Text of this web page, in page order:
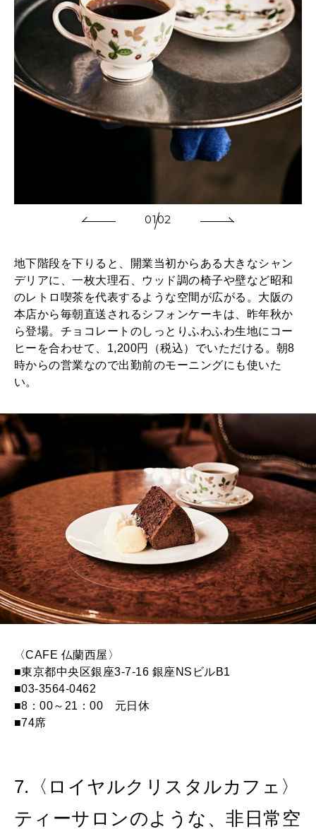
0102
地下階段を下りると、開業当初からある大きなシャン
デリアに、一枚大理石、ウッド調の椅子や壁など昭和
のレトロ喫茶を代表するような空間が広がる。大阪の
本店から毎朝直送されるシフォンケーキは、昨年秋か
ら登場。チョコレートのしっとりふわふわ生地にコー
ヒーを合わせて、1,200円（税込）でいただける。朝8
時からの営業なので出勤前のモーニングにも使いた
い。
〈CAFE 仏蘭西屋〉
■東京都中央区銀座3-7-16 銀座NSビルB1
■03-3564-0462
■8：00～21：00 元日休
■74席
7.〈ロイヤルクリスタルカフェ〉
ティーサロンのような、非日常空